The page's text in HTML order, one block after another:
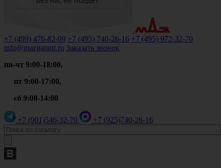
+7 (499) 476-82-09 +7 (495) 740-26-16 +7 (495) 972-32-70
info@mazgarant.ru Заказать звонок
пн-чт 9:00-18:00,
пт 9:00-17:00,
сб 9:00-14:00
+7 (901)546-32-70 +7 (925)740-26-16